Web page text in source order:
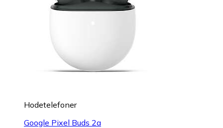
Hodetelefoner
Google Pixel Buds 2a